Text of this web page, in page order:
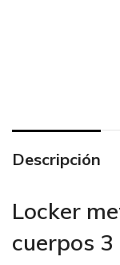
Descripción
Locker
cuerpos